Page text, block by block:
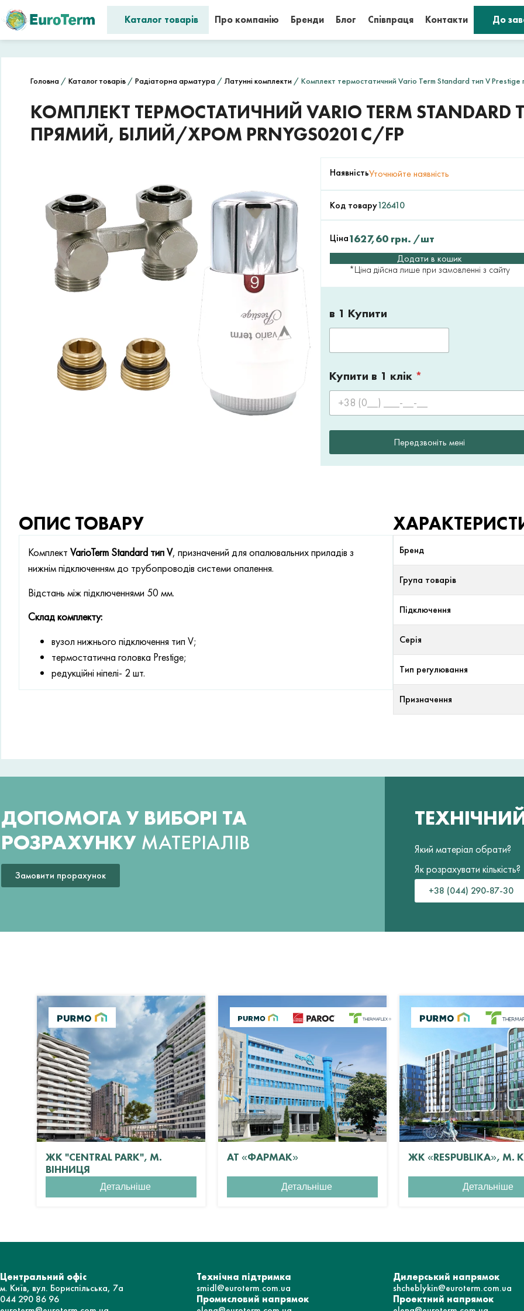
Каталог товарів Про компанію Бренди Блог Співпраця Контакти До
Головна / Каталог товарів / Радіаторна арматура /Латунні комплекти / Комплект термостатичний Vario Term Standard тип V
КОМПЛЕКТ ТЕРМОСТАТИЧНИЙ VARIO TERM STANDARD
ПРЯМИЙ, БІЛИЙ/ХРОМ PRNYGS0201C/FP
НаявністьУточнюйте наявність
Код товару126410
Ціна1627,60 грн. /шт
Додати в кошик
*Ціна дійсна лише при замовленні з сайту
в 1 Купити
Купити в 1 клік *
Передзвоніть мені
ОПИС ТОВАРУ
Комплект VarioTerm Standard тип V, призначений для опалювальних приладів з
нижнім підключенням до трубопроводів системи опалення.
Відстань між підключеннями 50 мм.
Склад комплекту:
вузол нижнього підключення тип V;
термостатична головка Prestige;
редукційні ніпелі- 2 шт.
Бренд
Група товарів
Підключення
Серія
Тип регулювання
Призначення
ДОПОМОГА У ВИБОРІ ТА
РОЗРАХУНКУ МАТЕРІАЛІВ
Замовити прорахунок
Який матеріал обрати?
Як розрахувати кількість?
+38 (044) 290-87-30
ЖК "CENTRAL PARK", М.
ВІННИЦЯ
Детальніше
АТ «ФАРМАК»
Детальніше
ЖК «RESPUBLIKA», М.
Детальніше
Центральний офіс
м. Київ, вул. Бориспільська, 7а
044 290 86 96
Технічна підтримка
smidl@euroterm.com.ua
Промисловий напрямок
Дилерський напрямок
shcheblykin@euroterm.com.ua
Проектний напрямок